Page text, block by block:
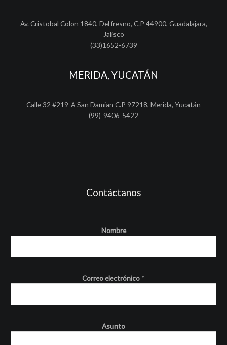
Av. Cristobal Colon 1840, Del fresno, C.P 44900, Guadalajara,
Jalisco
(33)1652-6739
MERIDA, YUCATÁN
Calle 32 #219-A San Damian C.P 97218, Merida, Yucatán
(99)-9406-5422
Contáctanos
Nombre
Correo electrónico *
Asunto